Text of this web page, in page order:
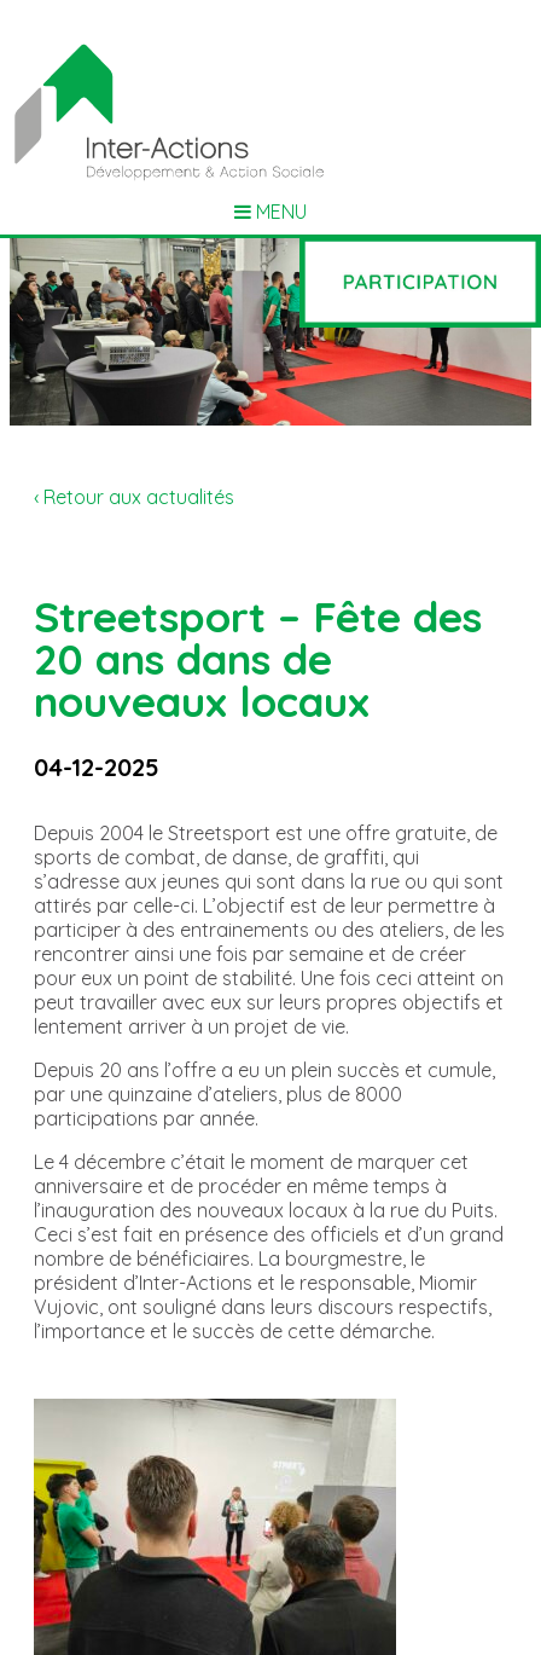
MENU
‹ Retour aux actualités
Streetsport – Fête des
20 ans dans de
nouveaux locaux
04-12-2025
Depuis 2004 le Streetsport est une offre gratuite, de
sports de combat, de danse, de graffiti, qui
s’adresse aux jeunes qui sont dans la rue ou qui sont
attirés par celle-ci. L’objectif est de leur permettre à
participer à des entrainements ou des ateliers, de les
rencontrer ainsi une fois par semaine et de créer
pour eux un point de stabilité. Une fois ceci atteint on
peut travailler avec eux sur leurs propres objectifs et
lentement arriver à un projet de vie.
Depuis 20 ans l’offre a eu un plein succès et cumule,
par une quinzaine d’ateliers, plus de 8000
participations par année.
Le 4 décembre c’était le moment de marquer cet
anniversaire et de procéder en même temps à
l’inauguration des nouveaux locaux à la rue du Puits.
Ceci s’est fait en présence des officiels et d’un grand
nombre de bénéficiaires. La bourgmestre, le
président d’Inter-Actions et le responsable, Miomir
Vujovic, ont souligné dans leurs discours respectifs,
l’importance et le succès de cette démarche.